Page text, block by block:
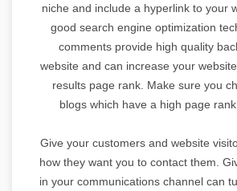
niche and include a hyperlink to your
good search engine optimization
comments provide high quality
website and can increase your
results page rank. Make sure you
blogs which have a high page
Give your customers and website
how they want you to contact them.
in your communications channel can